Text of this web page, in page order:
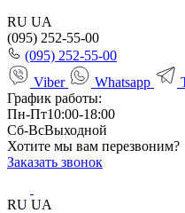
RU UA
(095) 252-55-00
(095) 252-55-00
Viber
Whatsapp
График работы:
Пн-Пт10:00-18:00
Сб-ВсВыходной
Хотите мы вам перезвоним?
Заказать звонок
RU UA